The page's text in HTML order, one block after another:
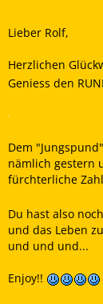
Lieber Rolf,
Herzlichen
Geniess den
Dem
nämlich gestern
fürchterliche
Du hast also
und das Leben
und und und...
Enjoy!!